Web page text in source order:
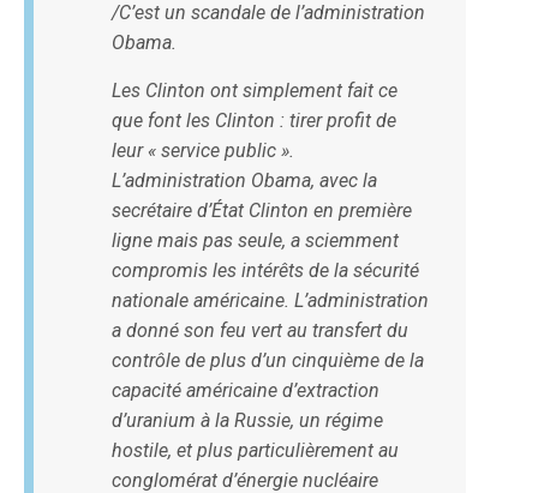
/C’est un scandale de l’administration
Obama.
Les Clinton ont simplement fait ce
que font les Clinton : tirer profit de
leur « service public ».
L’administration Obama, avec la
secrétaire d’État Clinton en première
ligne mais pas seule, a sciemment
compromis les intérêts de la sécurité
nationale américaine. L’administration
a donné son feu vert au transfert du
contrôle de plus d’un cinquième de la
capacité américaine d’extraction
d’uranium à la Russie, un régime
hostile, et plus particulièrement au
conglomérat d’énergie nucléaire